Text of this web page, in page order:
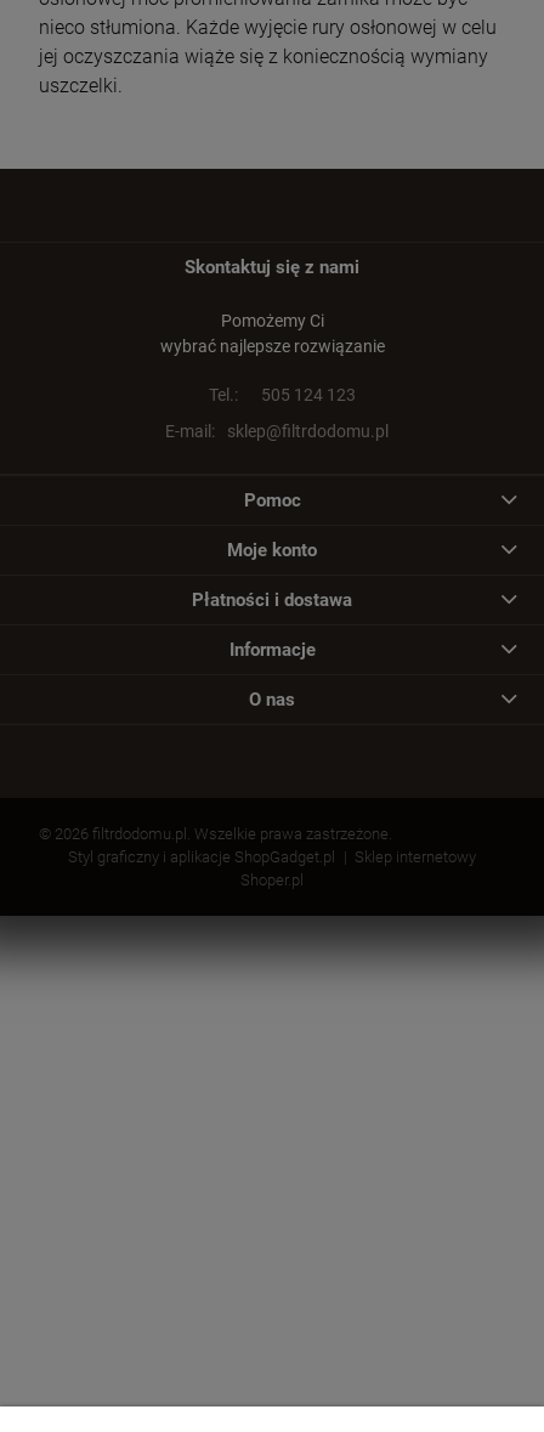
nieco stłumiona. Każde wyjęcie rury osłonowej w celu
jej oczyszczania wiąże się z koniecznością wymiany
uszczelki.
Skontaktuj się z nami
Pomożemy Ci
wybrać najlepsze rozwiązanie
Tel.:
505 124 123
E-mail:
sklep@filtrdodomu.pl
Pomoc
Moje konto
Płatności i dostawa
Informacje
O nas
© 2026 filtrdodomu.pl. Wszelkie prawa zastrzeżone.
Styl graficzny i aplikacje ShopGadget.pl
Sklep internetowy
Shoper.pl